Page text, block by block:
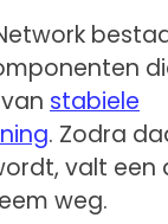
stabiele
. Zodra
valt een
weg.